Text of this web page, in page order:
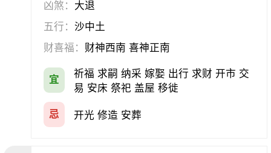
凶煞： 大退
五行：沙中土
财喜福： 财神西南 喜神正南
宜
祈福 求嗣 纳采 嫁娶 出行 求财 开市 交
易 安床 祭祀 盖屋 移徙
忌 开光 修造 安葬